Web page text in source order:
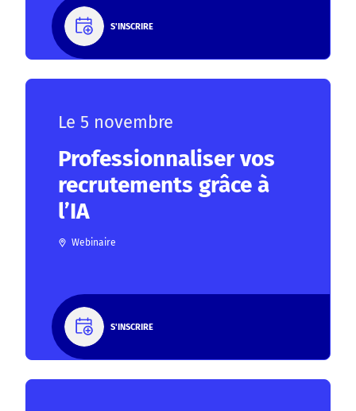
S'INSCRIRE
Le 5 novembre
Professionnaliser vos
recrutements grâce à
l’IA
Webinaire
S'INSCRIRE